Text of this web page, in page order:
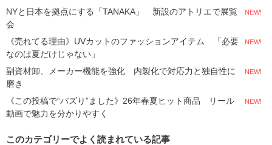
NYと日本を拠点にする「TANAKA」 新設のアトリエで展覧
会
NEW!
《売れてる理由》UVカットのファッションアイテム 「必要
なのは夏だけじゃない」
NEW!
副資材卸、メーカー機能を強化 内製化で対応力と独自性に
磨き
NEW!
《この投稿で“バズり”ました》26年春夏ヒット商品 リール
動画で魅力を分かりやすく
NEW!
このカテゴリーでよく読まれている記事